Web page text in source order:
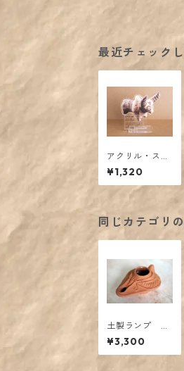
最近チェック
アクリル・スタ
ンド／コブウシ
土偶
¥1,320
同じカテゴリ
土製ランプ 出
土品複製
¥3,300